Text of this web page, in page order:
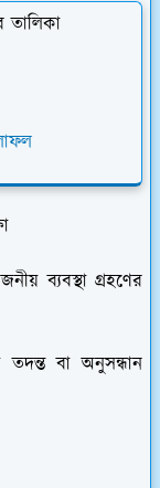
ব্যবস্থা গ্রহণের
তদন্ত বা অনুসন্ধান